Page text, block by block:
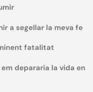
a segellar la meva fe
fatalitat
depararía la vida en